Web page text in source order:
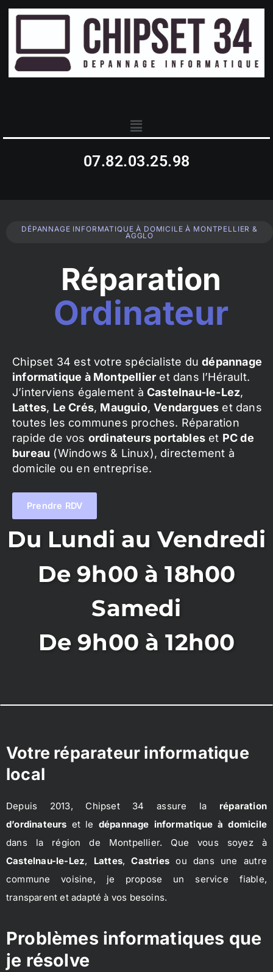
07.82.03.25.98
DÉPANNAGE INFORMATIQUE À DOMICILE À MONTPELLIER &
AGGLO
Réparation
Ordinateur
Chipset 34 est votre spécialiste dudépannage
informatique à Montpellier et dans l’Hérault.
J’interviens également à Castelnau-le-Lez,
Lattes, Le Crés, Mauguio,Vendargues et dans
toutes les communes proches. Réparation
rapide de vos ordinateurs portables et PC de
bureau (Windows & Linux), directement à
domicile ou en entreprise.
Prendre RDV
Du Lundi au Vendredi
De 9h00 à 18h00
Samedi
De 9h00 à 12h00
Votre réparateur informatique
local
Depuis 2013, Chipset 34 assure la réparation
d’ordinateurs et le dépannage informatique à domicile
dans la région de Montpellier. Que vous soyez à
Castelnau-le-Lez, Lattes,Castries ou dans une autre
commune voisine, je propose un service fiable,
transparent et adapté à vos besoins.
Problèmes informatiques que
je résolve